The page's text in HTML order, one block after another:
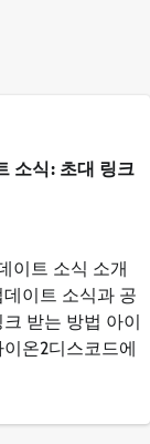
소식: 초대 링크
이트 소식 소개
이트 소식과 공
받는 방법 아이
온2디스코드에